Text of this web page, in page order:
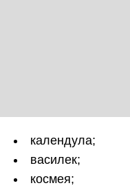
календула;
василек;
космея;